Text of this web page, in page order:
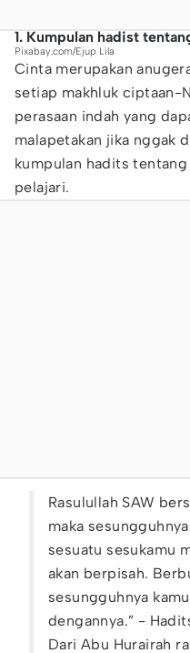
1. Kumpulan hadist
Pixabay.com/Ejup Lila
Cinta merupakan
setiap makhluk ciptaan-
perasaan indah yang
malapetakan jika nggak
kumpulan hadits
pelajari.
Rasulullah SAW
maka
sesuatu sesukamu
akan berpisah.
sesungguhnya
dengannya.” -
Dari Abu Hurairah